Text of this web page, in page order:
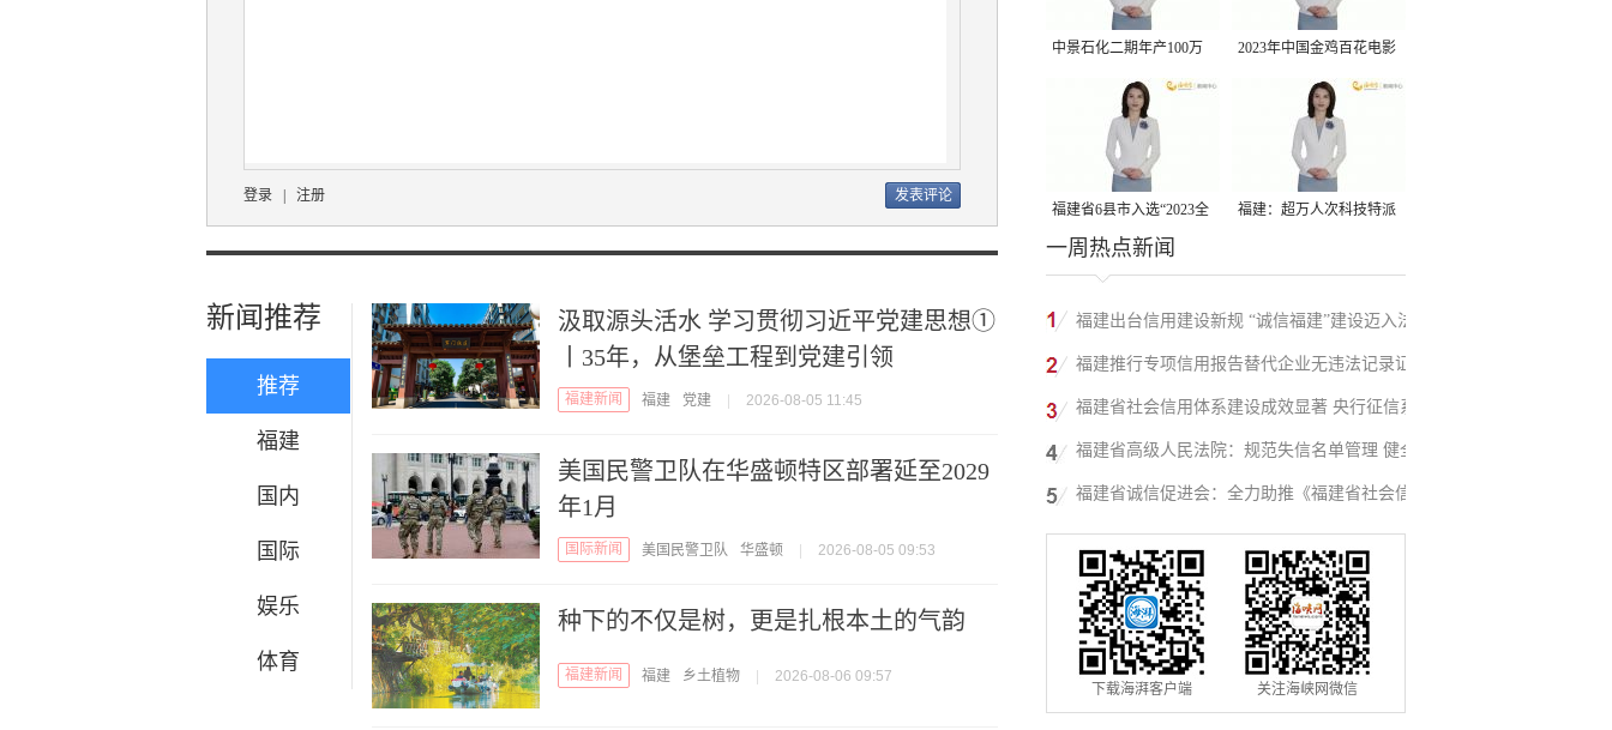
登录 注册
新闻推荐
推荐
福建
国内
国际
娱乐
体育
汲取源头活水 学习贯彻习近平党建思想①
丨35年，从堡垒工程到党建引领
福建新闻 福建 党建 2026-08-05 11:45
美国民警卫队在华盛顿特区部署延至2029
年1月
国际新闻 美国民警卫队 华盛顿 2026-08-05 09:53
种下的不仅是树，更是扎根本土的气韵
福建新闻 福建 乡土植物 2026-08-06 09:57
中景石化二期年产100万
吨丙烷脱氢项目建成中交
2023年中国金鸡百花电影
节有福电影巡展31日启动
福建省6县市入选“2023全
国县域发展潜力百强县”
福建：超万人次科技特派
一周热点新闻
福建出台信用建设新规 “诚信福建”建设迈入法
治化新阶段
福建推行专项信用报告替代企业无违法记录证
明改革成效显著
福建省社会信用体系建设成效显著 央行征信系
统赋能实体经济
福建省高级人民法院：规范失信名单管理 健全
信用修复机制
福建省诚信促进会：全力助推《福建省社会信
用条例》落地见效
下载海湃客户端 关注海峡网微信